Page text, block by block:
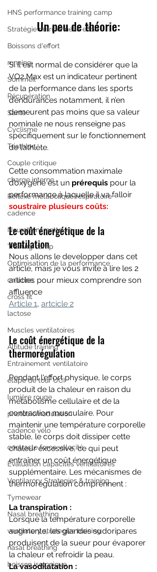
HNS performance training camp
Stratégie nutritionnelle effort
Boissons d'effort
running
Sommeil
Récupération
Santé
Cyclisme
Triathlon
Couple critique
charge interne
Réflexe métabolique respiratoire
cadence
Neurotransmetteurs
Training camp
Optimisation de la performance
créatine
cross fit
lactose
Muscles ventilatoires
Altitude training
Entrainement ventilatoire
étape de tour UCI
lumière rouge
photobiomodulation
cadence vélo
contraste force vélocité
Evaluation capacités ventilatoires
Ventilarory Strategies & training
Tymewear
Nasal breathing
ventilatory strategies training
nasal breathing
boisson isotonique
Un peu de théorie:
Si il est normal de considérer que la
VO2 Max est un indicateur pertinent
de la performance dans les sports
d’endurances notamment, il n’en
demeurent pas moins que sa valeur
nominale ne nous renseigne pas
spécifiquement sur le fonctionnement
de l’athlète.
Cette consommation maximale
d’oxygène est un prérequis pour la
performance à laquelle il va falloir
soustraire plusieurs coûts:
Le coût énergétique de la
ventilation
Nous allons le developper dans cet
article, mais je vous invite à lire les 2
articles pour mieux comprendre son
affluence
Article 1, artcicle 2
Le coût énergétique de la
thermorégulation
Pendant l'effort physique, le corps
produit de la chaleur en raison du
métabolisme cellulaire et de la
contraction musculaire. Pour
maintenir une température corporelle
stable, le corps doit dissiper cette
chaleur excessive, ce qui peut
entraîner un coût énergétique
supplémentaire. Les mécanismes de
thermorégulation comprennent :
La transpiration :
Lorsque la température corporelle
augmente, les glandes sudoripares
produisent de la sueur pour évaporer
la chaleur et refroidir la peau.
La vasodilatation :